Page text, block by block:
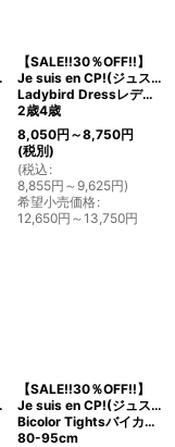
【SALE!!30％OFF!!】
Je suis en CP!(ジュスィザンセーペー)
Ladybird Dressレディバードドレス(オリジナルプリント)
2歳4歳
8,050円 ～8,750円
(税別)
(税込 :
8,855円 ～9,625円)
希望小売価格:
12,650円 ～13,750円
【SALE!!30％OFF!!】
Je suis en CP!(ジュスィザンセーペー)
Bicolor Tightsバイカラータイツ（グリーン）
80-95cm